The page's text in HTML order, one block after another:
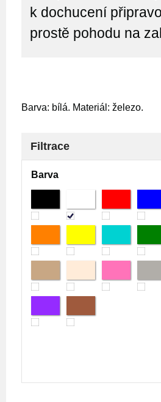
k dochucení
prostě pohodu na
Barva: bílá. Materiál: železo.
Filtrace
Barva